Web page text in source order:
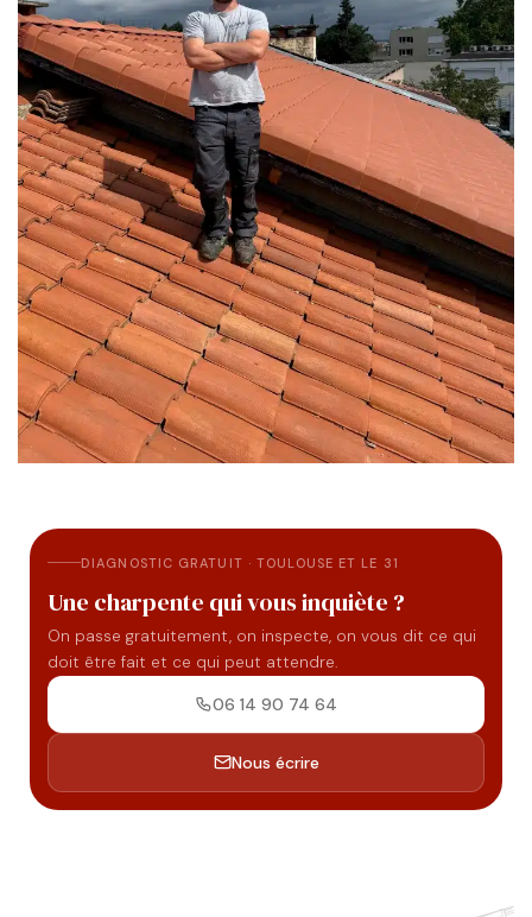
DIAGNOSTIC GRATUIT · TOULOUSE ET LE 31
Une charpente qui vous inquiète ?
On passe gratuitement, on inspecte, on vous dit ce qui
doit être fait et ce qui peut attendre.
06 14 90 74 64
Nous écrire